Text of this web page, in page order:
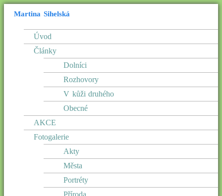
Martina Sihelská
Úvod
Články
Dolníci
Rozhovory
V kůži druhého
Obecné
AKCE
Fotogalerie
Akty
Města
Portréty
Příroda